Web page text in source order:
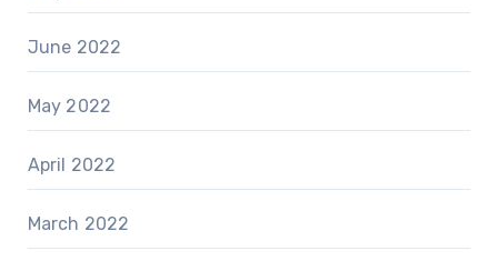
June 2022
May 2022
April 2022
March 2022